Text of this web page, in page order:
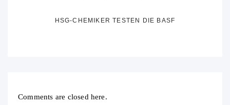
HSG-CHEMIKER TESTEN DIE BASF
Comments are closed here.